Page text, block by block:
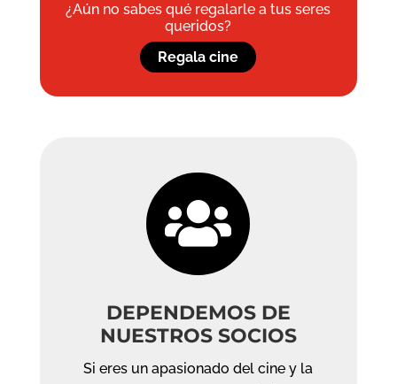
¿Aún no sabes qué regalarle a tus seres
queridos?
Regala cine

DEPENDEMOS DE
NUESTROS SOCIOS
Si eres un apasionado del cine y la